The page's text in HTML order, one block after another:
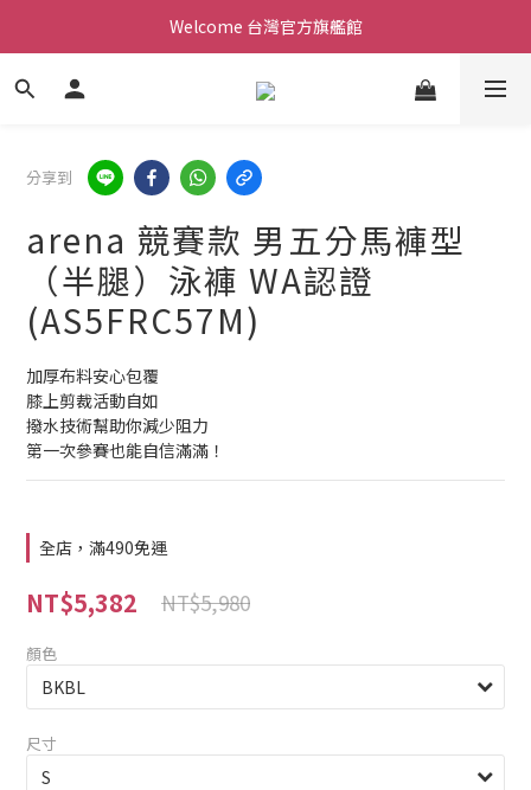
Welcome 台灣官方旗艦館
Welcome 台灣官方旗艦館
新會員加入現領折價200元。立即抵用。
分享到
arena 競賽款 男五分馬褲型
（半腿）泳褲 WA認證
(AS5FRC57M)
加厚布料安心包覆
膝上剪裁活動自如
撥水技術幫助你減少阻力
第一次參賽也能自信滿滿！
全店，滿490免運
NT$5,382 NT$5,980
顏色
尺寸